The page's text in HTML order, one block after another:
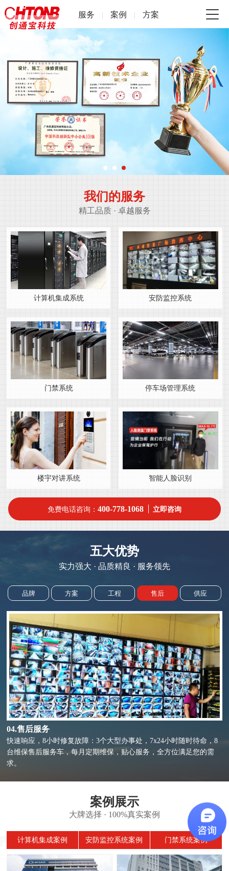
服务 案例 方案
我们的服务
精工品质 · 卓越服务
计算机集成系统 安防监控系统
门禁系统 停车场管理系统
楼宇对讲系统 智能人脸识别
免费电话咨询：400-778-1068 立即咨询
五大优势
实力强大 · 品质精良 · 服务领先
品牌 方案 工程 售后 供应
04.售后服务
快速响应，8小时修复故障：3个大型办事处，7x24小时随时待命，8
台维保售后服务车，每月定期维保，贴心服务，全方位满足您的需
求。
案例展示
大牌选择 · 100%真实案例
计算机集成案例 安防监控系统案例 门禁系统案例